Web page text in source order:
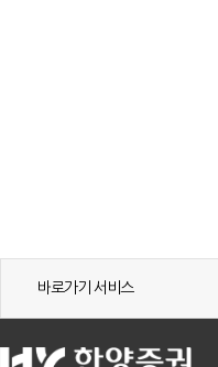
바로가기 서비스